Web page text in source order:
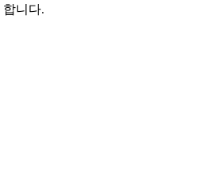
합니다.